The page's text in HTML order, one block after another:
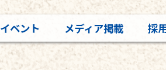
イベント メディア掲載 採